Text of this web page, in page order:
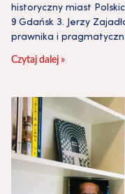
historyczny miast
9 Gdańsk 3. Jerzy
prawnika i
Czytaj dalej »